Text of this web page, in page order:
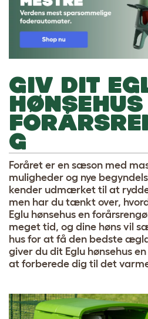
GIV DIT
HØNSEHUS
G
Foråret er en sæson med
muligheder og nye
kender udmærket til at
men har du tænkt over,
Eglu hønsehus en
meget tid, og dine høns vil
hus for at få den bedste
giver du dit Eglu hønsehus
at forberede dig til det